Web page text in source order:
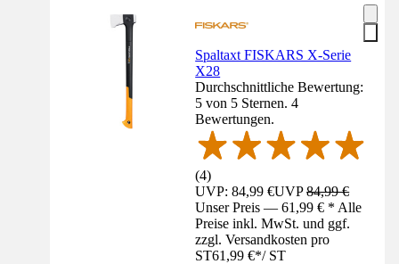
Spaltaxt FISKARS X-Serie
X28
Durchschnittliche Bewertung:
5 von 5 Sternen. 4
Bewertungen.
(4)
UVP: 84,99 €UVP84,99 €
Unser Preis — 61,99 € * Alle
Preise inkl. MwSt. und ggf.
zzgl. Versandkosten pro
ST61,99 €*/ ST